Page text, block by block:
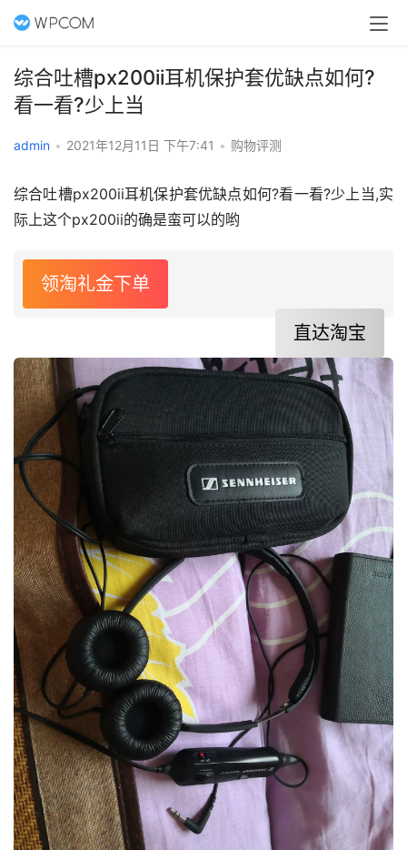
综合吐槽px200ii耳机保护套优缺点如何?
看一看?少上当
admin • 2021年12月11日 下午7:41 • 购物评测
综合吐槽px200ii耳机保护套优缺点如何?看一看?少上当,实
际上这个px200ii的确是蛮可以的哟
领淘礼金下单
直达淘宝